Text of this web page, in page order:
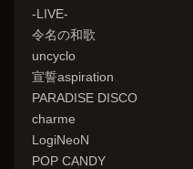
-LIVE-
令名の和歌
uncyclo
宣誓aspiration
PARADISE DISCO
charme
LogiNeoN
POP CANDY